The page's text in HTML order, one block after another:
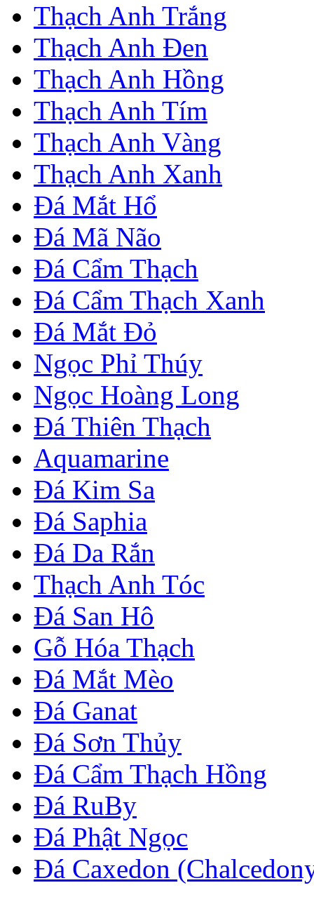
Thạch Anh Trắng
Thạch Anh Đen
Thạch Anh Hồng
Thạch Anh Tím
Thạch Anh Vàng
Thạch Anh Xanh
Đá Mắt Hổ
Đá Mã Não
Đá Cẩm Thạch
Đá Cẩm Thạch Xanh
Đá Mắt Đỏ
Ngọc Phỉ Thúy
Ngọc Hoàng Long
Đá Thiên Thạch
Aquamarine
Đá Kim Sa
Đá Saphia
Đá Da Rắn
Thạch Anh Tóc
Đá San Hô
Gỗ Hóa Thạch
Đá Mắt Mèo
Đá Ganat
Đá Sơn Thủy
Đá Cẩm Thạch Hồng
Đá RuBy
Đá Phật Ngọc
Đá Caxedon